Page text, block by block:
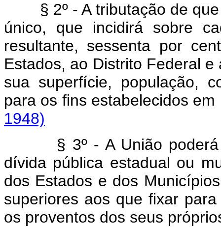
§ 2º - A tributação de
único, que incidirá sobre
resultante, sessenta por
Estados, ao Distrito Federal
sua superfície, população,
para os fins
1948)
§ 3º - A União
dívida pública estadual ou
dos Estados e dos
superiores aos que fixar
os proventos dos seus